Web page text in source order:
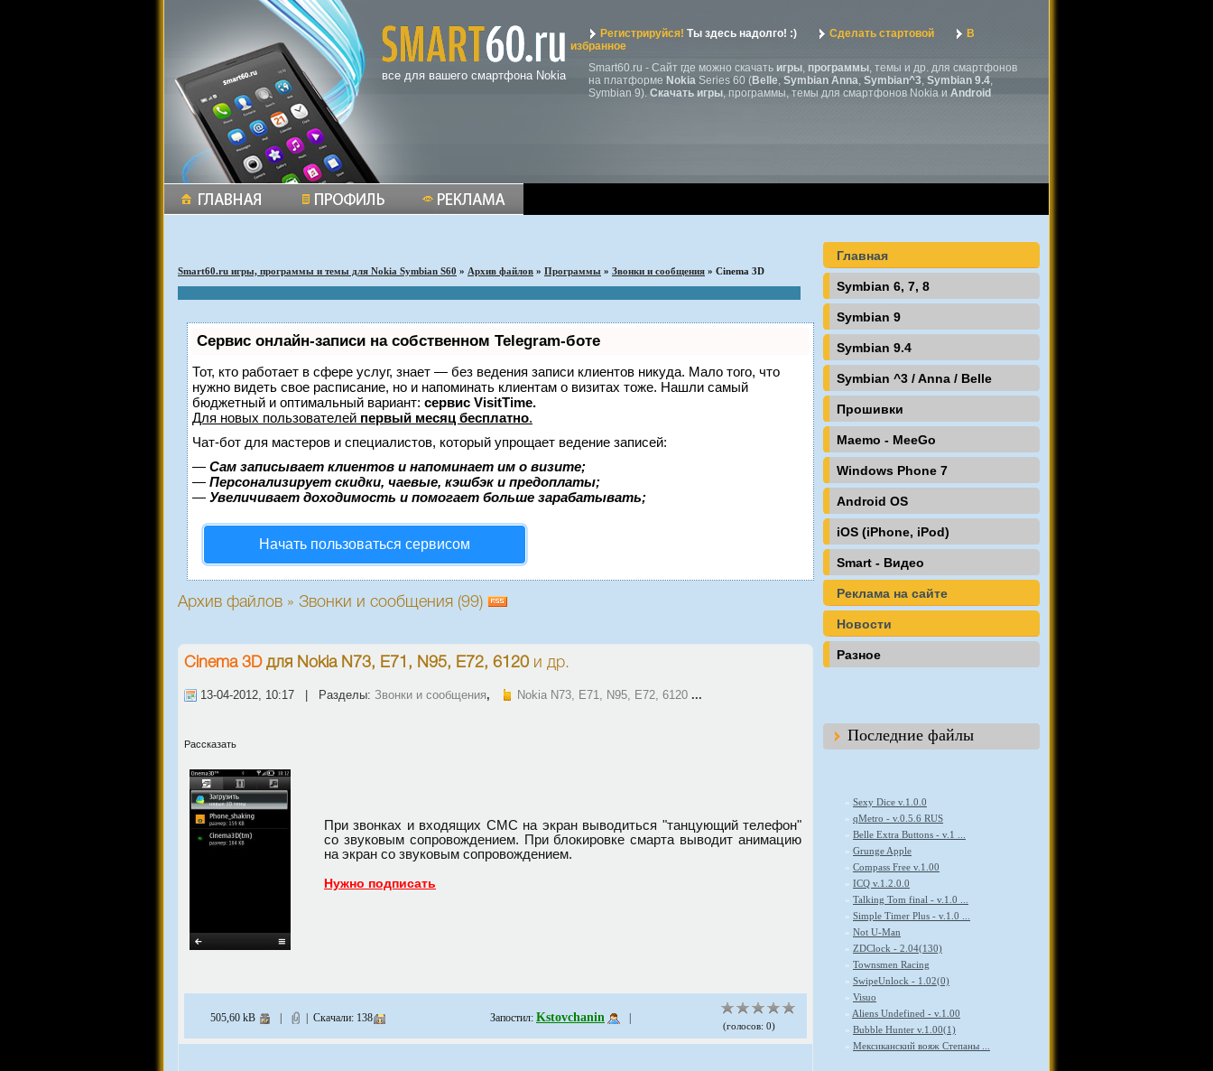
все для вашего смартфона Nokia
Регистрируйся! Ты здесь надолго! :) Сделать стартовой
В
избранное
Smart60.ru - Сайт где можно скачать игры, программы, темы и др. для смартфонов
на платформе Nokia Series 60 (Belle, Symbian Anna, Symbian^3, Symbian 9.4,
Symbian 9). Скачать игры, программы, темы для смартфонов Nokia и Android
Smart60.ru игры, программы и темы для Nokia Symbian S60 » Архив файлов » Программы » Звонки и сообщения » Сinema 3D
Сервис онлайн-записи на собственном Telegram-боте
Тот, кто работает в сфере услуг, знает — без ведения записи клиентов никуда. Мало того, что
нужно видеть свое расписание, но и напоминать клиентам о визитах тоже. Нашли самый
бюджетный и оптимальный вариант: сервис VisitTime.
Для новых пользователей первый месяц бесплатно.
Чат-бот для мастеров и специалистов, который упрощает ведение записей:
— Сам записывает клиентов и напоминает им о визите;
— Персонализирует скидки, чаевые, кэшбэк и предоплаты;
— Увеличивает доходимость и помогает больше зарабатывать;
Начать пользоваться сервисом
Архив файлов » Звонки и сообщения (99)
Сinema 3Dдля Nokia N73, E71, N95, E72, 6120и др.
13-04-2012, 10:17 | Разделы: Звонки и сообщения, Nokia N73, E71, N95, E72, 6120 ...
Рассказать
При звонках и входящих СМС на экран выводиться "танцующий телефон"
со звуковым сопровождением. При блокировке смарта выводит анимацию
на экран со звуковым сопровождением.
Нужно подписать
505,60 kB | Скачали: 138 Запостил: Kstovchanin
(голосов: 0)
Главная
Symbian 6, 7, 8
Symbian 9
Symbian 9.4
Symbian ^3 / Anna / Belle
Прошивки
Maemo - MeeGo
Windows Phone 7
Android OS
iOS (iPhone, iPod)
Smart - Видео
Реклама на сайте
Новости
Разное
Последние файлы
» Sexy Dice v.1.0.0
» qMetro - v.0.5.6 RUS
» Belle Extra Buttons - v.1 ...
» Grunge Apple
» Compass Free v.1.00
» ICQ v.1.2.0.0
» Talking Tom final - v.1.0 ...
» Simple Timer Plus - v.1.0 ...
» Not U-Man
» ZDClock - 2.04(130)
» Townsmen Racing
» SwipeUnlock - 1.02(0)
» Visuo
» Aliens Undefined - v.1.00
» Bubble Hunter v.1.00(1)
» Мексиканский вояж Степаны ...